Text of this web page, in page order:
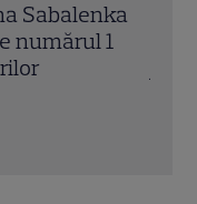
a găsit în
greu de
și